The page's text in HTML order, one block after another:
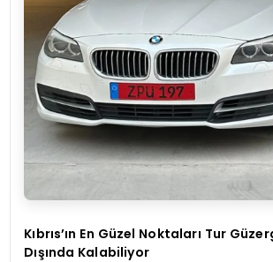
Kıbrıs’ın En Güzel Noktaları Tur
Dışında Kalabiliyor